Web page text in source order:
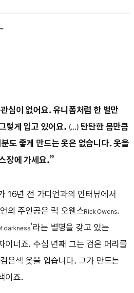
심이 없어요. 유니폼처럼 한 벌만
렇게 입고 있어요. (...) 탄탄한 몸만큼
도 좋게 만드는 옷은 없습니다. 옷을
장에 가세요.”
16년 전 가디언과의 인터뷰에서
의 주인공은 릭 오웬스Rick Owens.
darkness’라는 별명을 갖고 있는
이너죠. 수십 년째 그는 검은 머리를
은색 옷을 입습니다. 그가 만드는
이죠.